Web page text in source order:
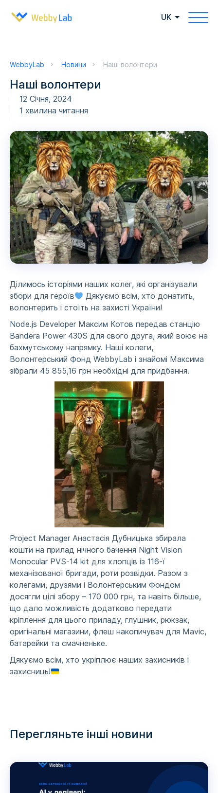
UK
WebbyLab Новини Наші волонтери
Наші волонтери
12 Січня, 2024
1 хвилина читання
Ділимось історіями наших колег, які організували
збори для героїв
Дякуємо всім, хто донатить,
волонтерить і стоїть на захисті України!
Node.js Developer Максим Котов передав станцію
Bandera Power 430S для свого друга, який воює на
бахмутському напрямку. Наші колеги,
Волонтерський Фонд WebbyLab і знайомі Максима
зібрали 45 855,16 грн необхідні для придбання.
Project Manager Анастасія Дубницька збирала
кошти на прилад нічного бачення Night Vision
Monocular PVS-14 kit для хлопців із 116-ї
механізованої бригади, роти розвідки. Разом з
колегами, друзями і Волонтерським Фондом
досягли цілі збору – 170 000 грн, та навіть більше,
що дало можливість додатково передати
кріплення для цього приладу, глушник, рюкзак,
оригінальні магазини, флеш накопичувач для Mavic,
батарейки та смачненьке.
Дякуємо всім, хто укріплює наших захисників і
захисниць!
Перегляньте інші новини